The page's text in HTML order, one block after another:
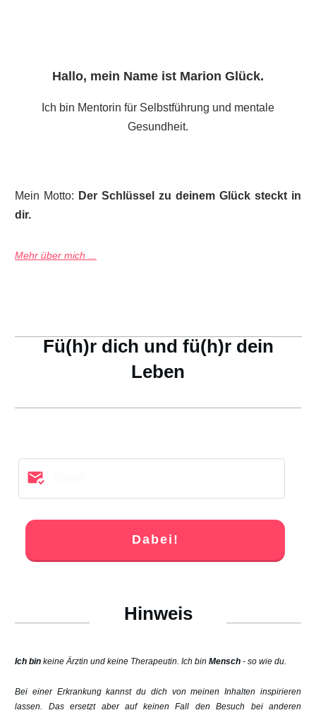
Hallo, mein Name ist Marion Glück.
Ich bin Mentorin für Selbstführung und mentale
Gesundheit.
Mein Motto: Der Schlüssel zu deinem Glück steckt in
dir.
Mehr über mich ...
Fü(h)r dich und fü(h)r dein
Leben
Dabei!
Hinweis
Ich bin keine Ärztin und keine Therapeutin. Ich bin Mensch - so wie du.
Bei einer Erkrankung kannst du dich von meinen Inhalten inspirieren
lassen. Das ersetzt aber auf keinen Fall den Besuch bei anderen